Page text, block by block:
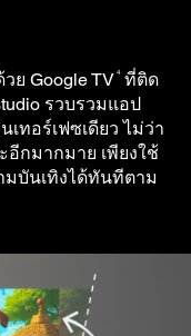
ย Google TV 4ที่ติด
รวบรวมแอป
ทอร์เฟซเดียว ไม่ว่า
อีกมากมาย เพียงใช้
บันเทิงได้ทันทีตาม